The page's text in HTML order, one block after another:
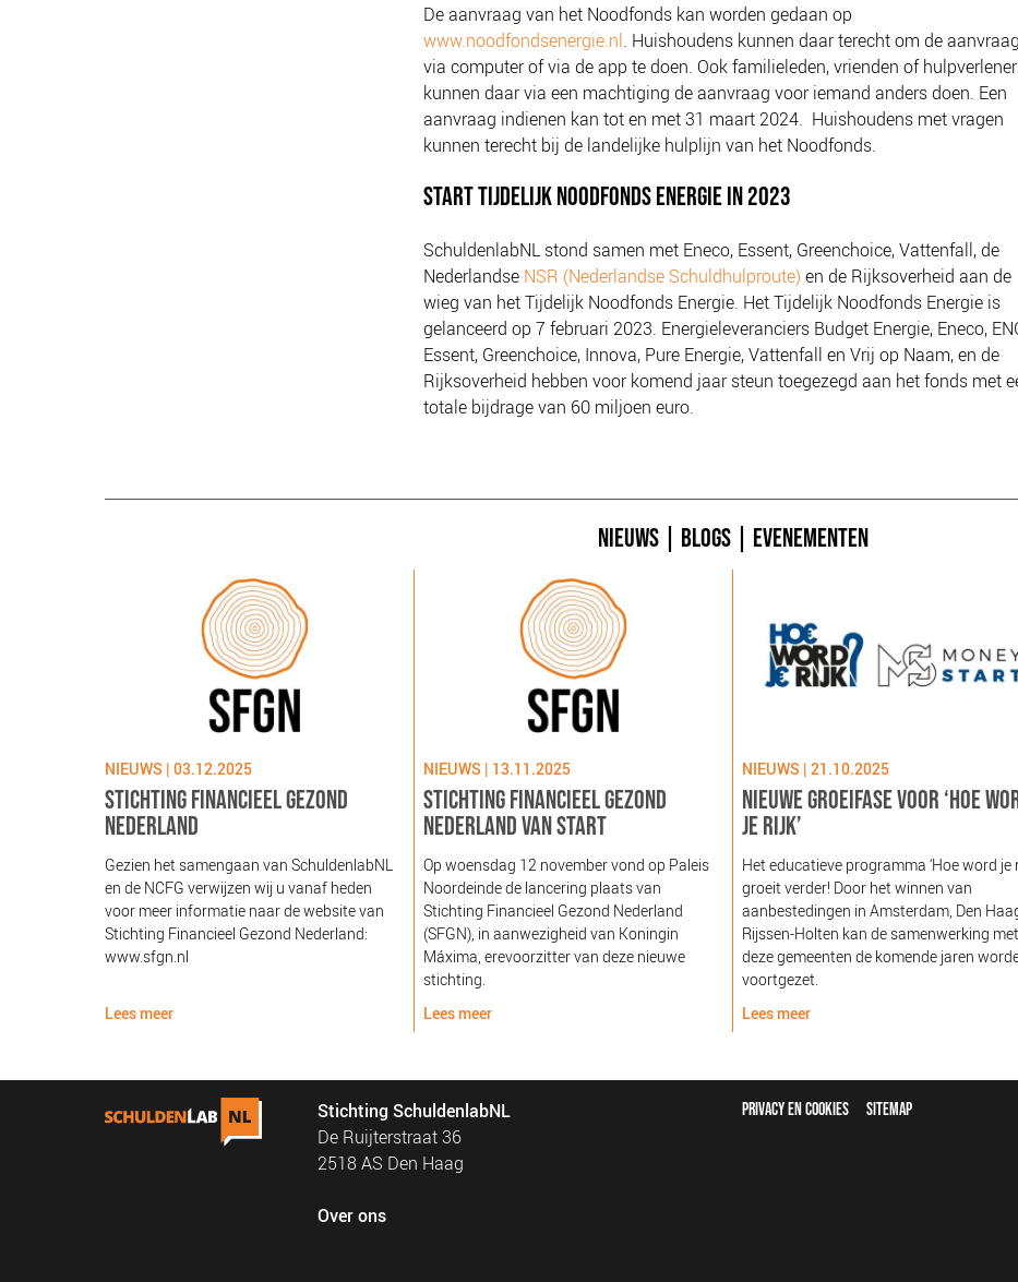
De aanvraag van het Noodfonds kan worden gedaan op
www.noodfondsenergie.nl. Huishoudens kunnen daar terecht om de aanvraag
via computer of via de app te doen. Ook familieleden, vrienden of
kunnen daar via een machtiging de aanvraag voor iemand anders doen. Een
aanvraag indienen kan tot en met 31 maart 2024. Huishoudens met vragen
kunnen terecht bij de landelijke hulplijn van het Noodfonds.
START TIJDELIJK NOODFONDS ENERGIE IN 2023
SchuldenlabNL stond samen met Eneco, Essent, Greenchoice, Vattenfall, de
Nederlandse NSR (Nederlandse Schuldhulproute) en de Rijksoverheid aan de
wieg van het Tijdelijk Noodfonds Energie. Het Tijdelijk Noodfonds Energie is
gelanceerd op 7 februari 2023. Energieleveranciers Budget Energie, Eneco,
Essent, Greenchoice, Innova, Pure Energie, Vattenfall en Vrij op Naam, en de
Rijksoverheid hebben voor komend jaar steun toegezegd aan het fonds met
totale bijdrage van 60 miljoen euro.
NIEUWS BLOGS EVENEMENTEN
NIEUWS | 03.12.2025
STICHTING FINANCIEEL GEZOND
NEDERLAND
Gezien het samengaan van SchuldenlabNL
en de NCFG verwijzen wij u vanaf heden
voor meer informatie naar de website van
Stichting Financieel Gezond Nederland:
www.sfgn.nl
Lees meer
NIEUWS | 13.11.2025
STICHTING FINANCIEEL GEZOND
NEDERLAND VAN START
Op woensdag 12 november vond op Paleis
Noordeinde de lancering plaats van
Stichting Financieel Gezond Nederland
(SFGN), in aanwezigheid van Koningin
Máxima, erevoorzitter van deze nieuwe
stichting.
Lees meer
NIEUWS | 21.10.2025
NIEUWE GROEIFASE VOOR ‘HOE
JE RIJK’
Het educatieve programma ‘Hoe word je
groeit verder! Door het winnen van
aanbestedingen in Amsterdam, Den
Rijssen-Holten kan de samenwerking met
deze gemeenten de komende jaren
voortgezet.
Lees meer
Stichting SchuldenlabNL
De Ruijterstraat 36
2518 AS Den Haag
Over ons
FOOTER
PRIVACY EN COOKIES SITEMAP